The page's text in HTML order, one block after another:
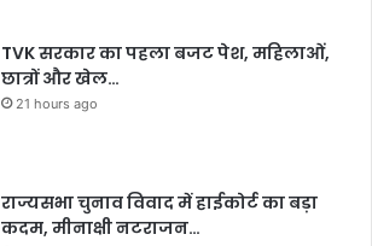
TVK सरकार का पहला बजट पेश, महिलाओं,
छात्रों और खेल…
21 hours ago
राज्यसभा चुनाव विवाद में हाईकोर्ट का बड़ा
कदम, मीनाक्षी नटराजन…